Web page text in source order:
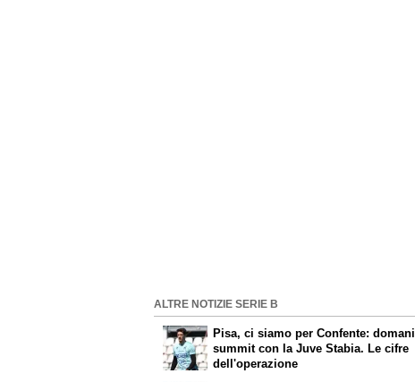
ALTRE NOTIZIE SERIE B
Pisa, ci siamo per Confente: domani
summit con la Juve Stabia. Le cifre
dell'operazione